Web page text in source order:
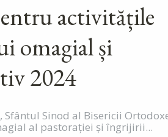
activitățile
omagial și
2024
Sinod al Bisericii
al pastoraţiei și îngrijirii...